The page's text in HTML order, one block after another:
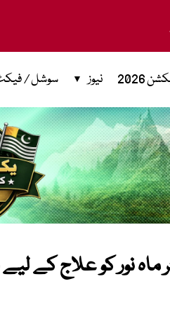
2026 نیوز سوشل /
نور کو علاج کے